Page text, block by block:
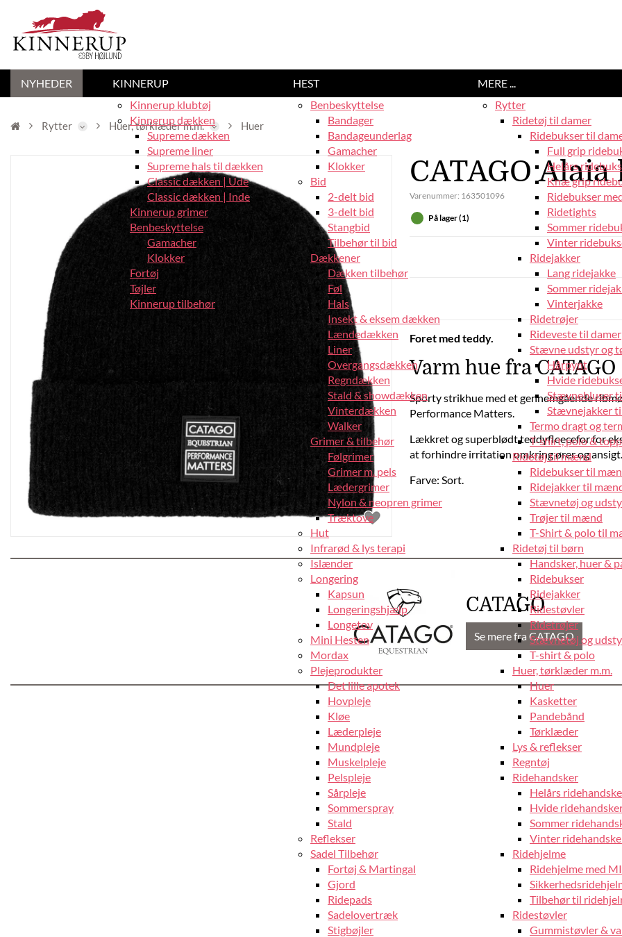
NYHEDER
KINNERUP
Kinnerup klubtøj
Kinnerup dækken
Supreme dækken
Supreme liner
Supreme hals til dækken
Classic dækken | Ude
Classic dækken | Inde
Kinnerup grimer
Benbeskyttelse
Gamacher
Klokker
Fortøj
Tøjler
Kinnerup tilbehør
HEST
Benbeskyttelse
Bandager
Bandageunderlag
Gamacher
Klokker
Bid
2-delt bid
3-delt bid
Stangbid
Tilbehør til bid
Dækkener
Dækken tilbehør
Føl
Hals
Insekt & eksem dækken
Lændedækken
Liner
Overgangsdækken
Regndækken
Stald & showdækken
Vinterdækken
Walker
Grimer & tilbehør
Følgrimer
Grimer m. pels
Lædergrimer
Nylon & neopren grimer
Træktove
Hut
Infrarød & lys terapi
Islænder
Longering
Kapsun
Longeringshjælp
Longetov
Mini Hesten
Mordax
Plejeprodukter
Det lille apotek
Hovpleje
Kløe
Læderpleje
Mundpleje
Muskelpleje
Pelspleje
Sårpleje
Sommerspray
Stald
Reflekser
Sadel Tilbehør
Fortøj & Martingal
Gjord
Ridepads
Sadelovertræk
Stigbøjler
MERE ...
Rytter
Ridetøj til damer
Ridebukser til
Full grip
Helårs
Knæ grip
Ridebukser
Ridetights
Sommer
Vinter
Ridejakker
Lang ridejakke
Sommer
Vinterjakke
Ridetrøjer
Rideveste til damer
Stævne udstyr og
Hårpynt
Hvide
Stævnebluser
Stævnejakker
Termo dragt og
T-shirt, polo &
Ridetøj til mænd
Ridebukser til
Ridejakker til
Stævnetøj og
Trøjer til mænd
T-Shirt & polo til
Ridetøj til børn
Handsker, huer &
Ridebukser
Ridejakker
Ridestøvler
Ridetrøjer
Stævnetøj og
T-shirt & polo
Huer, tørklæder m.m.
Huer
Kasketter
Pandebånd
Tørklæder
Lys & reflekser
Regntøj
Ridehandsker
Helårs
Hvide
Sommer
Vinter
Ridehjelme
Ridehjelme med
Tilbehør til
Ridestøvler
Gummistøvler &
Rytter Huer, tørklæder m.m. Huer
CATAGO Alaia
Varenummer: 163501096
På lager (1)
Foret med teddy.
Varm hue fra CATAGO
Sporty strikhue med et gennemgående
Performance Matters.
Lækkret og superblødt teddyfleecefor for
at forhindre irritation omkring ører og ansigt.
Farve: Sort.
CATAGO
Se mere fra CATAGO